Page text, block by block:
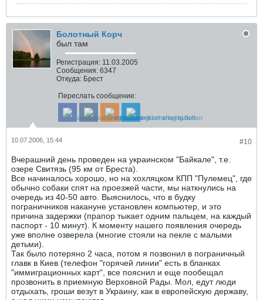
Болотный Корч
был там
Регистрация: 11.03.2005
Сообщения: 6347
Откуда: Брест
Переслать сообщение:
#10
10.07.2006, 15:44
Вчерашний день проведен на украинском "Байкале", т.е.
озере Свитязь (95 км от Бреста).
Все начиналось хорошо, но на хохляцком КПП "Пулемец", где
обычно собаки спят на проезжей части, мы наткнулись на
очередь из 40-50 авто. Выяснилось, что в будку
пограничников накануне установлен компьютер, и это
причина задержки (прапор тыкает одним пальцем, на каждый
паспорт - 10 минут). К моменту нашего появления очередь
уже вполне озверела (многие стояли на пекле с малыми
детьми).
Так было потеряно 2 часа, потом я позвонил в пограничный
главк в Киев (телефон "горячей линии" есть в бланках
"иммиграционных карт", все пояснил и еще пообещал
прозвонить в приемную Верховной Рады. Мол, едут люди
отдыхать, гроши везут в Украину, как в европейскую державу,